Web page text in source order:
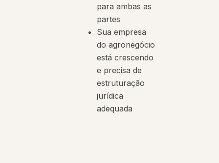
para ambas as
partes
Sua empresa
do agronegócio
está crescendo
e precisa de
estruturação
jurídica
adequada